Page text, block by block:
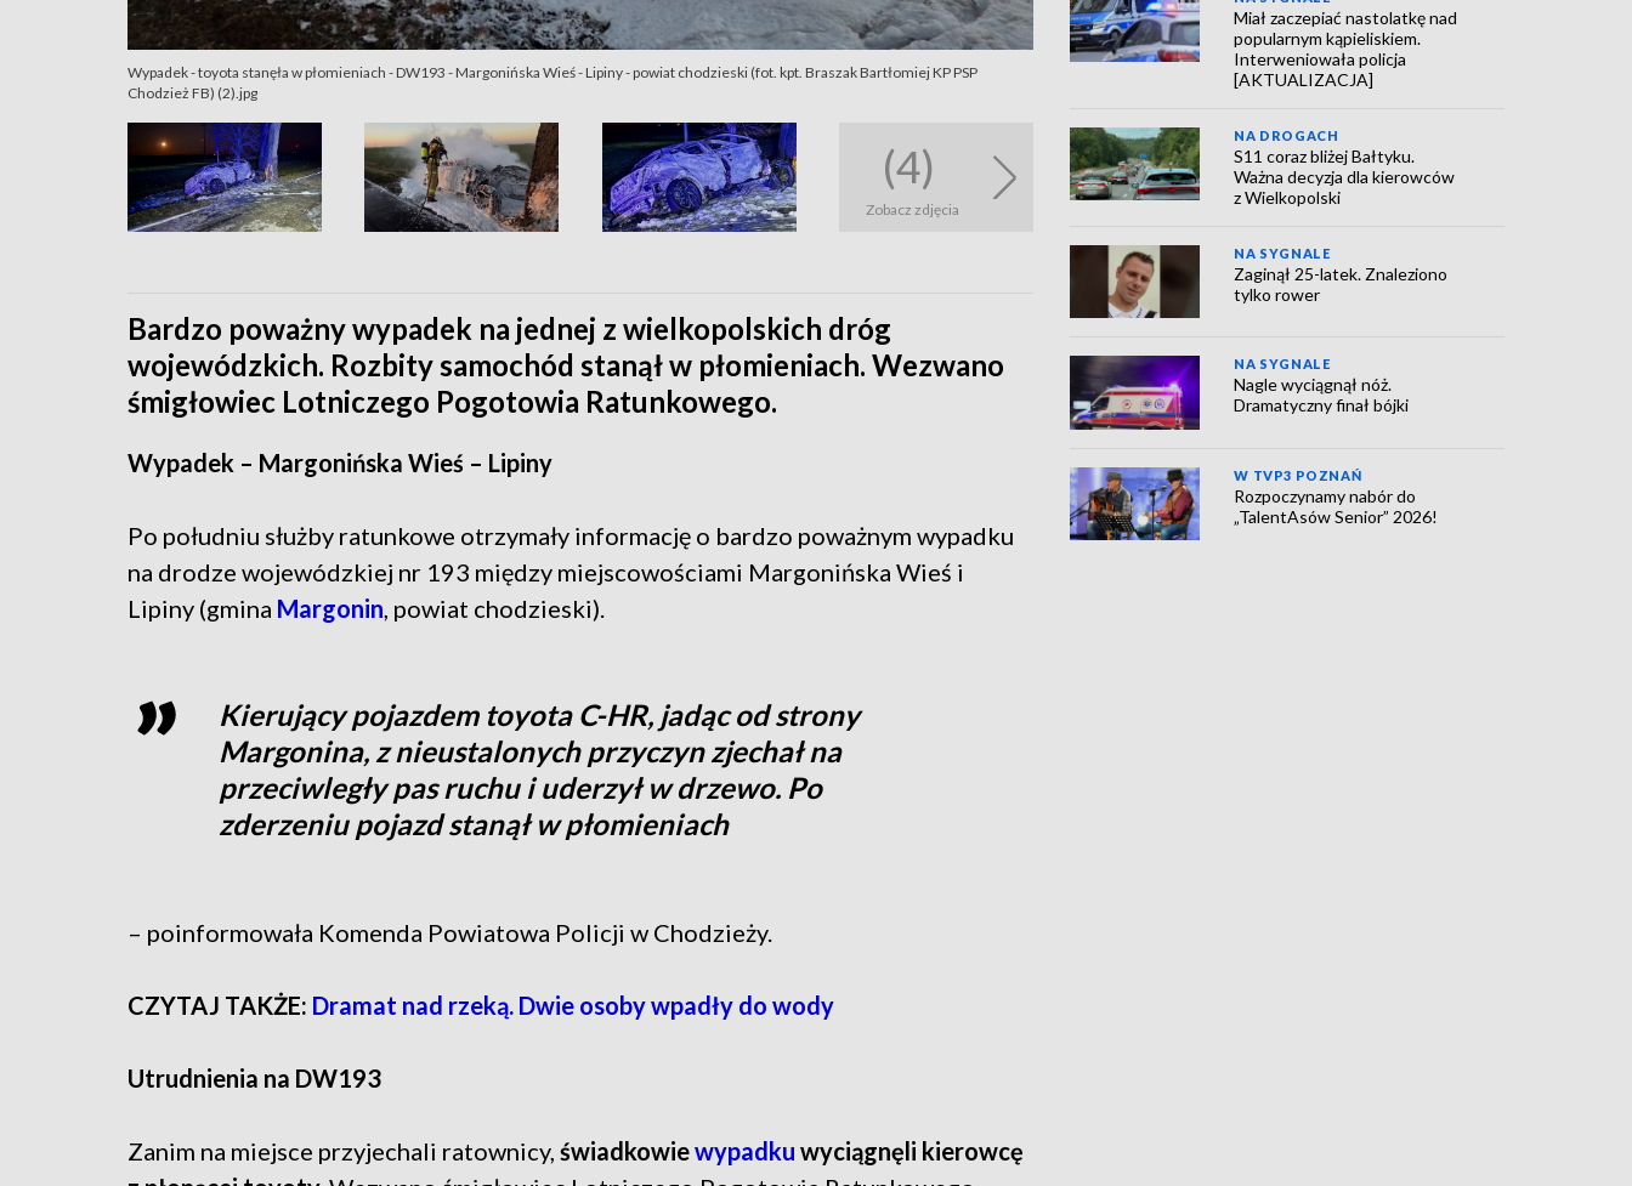
Wypadek - toyota stanęła w płomieniach - DW193 - Margonińska Wieś - Lipiny - powiat chodzieski (fot. kpt. Braszak Bartłomiej KP PSP
Chodzież FB) (2).jpg
(4)
Zobacz zdjęcia
Bardzo poważny wypadek na jednej z wielkopolskich dróg
wojewódzkich. Rozbity samochód stanął w płomieniach. Wezwano
śmigłowiec Lotniczego Pogotowia Ratunkowego.
Wypadek – Margonińska Wieś – Lipiny
Po południu służby ratunkowe otrzymały informację o bardzo poważnym wypadku
na drodze wojewódzkiej nr 193 między miejscowościami Margonińska Wieś i
Lipiny (gmina Margonin, powiat chodzieski).
Kierujący pojazdem toyota C-HR, jadąc od strony
Margonina, z nieustalonych przyczyn zjechał na
przeciwległy pas ruchu i uderzył w drzewo. Po
zderzeniu pojazd stanął w płomieniach
– poinformowała Komenda Powiatowa Policji w Chodzieży.
CZYTAJ TAKŻE: Dramat nad rzeką. Dwie osoby wpadły do wody
Utrudnienia na DW193
Zanim na miejsce przyjechali ratownicy, świadkowiewypadku wyciągnęli kierowcę
Miał zaczepiać nastolatkę nad
popularnym kąpieliskiem.
Interweniowała policja
[AKTUALIZACJA]
NA DROGACH
S11 coraz bliżej Bałtyku.
Ważna decyzja dla kierowców
z Wielkopolski
NA SYGNALE
Zaginął 25-latek. Znaleziono
tylko rower
NA SYGNALE
Nagle wyciągnął nóż.
Dramatyczny finał bójki
W TVP3 POZNAŃ
Rozpoczynamy nabór do
„TalentAsów Senior” 2026!